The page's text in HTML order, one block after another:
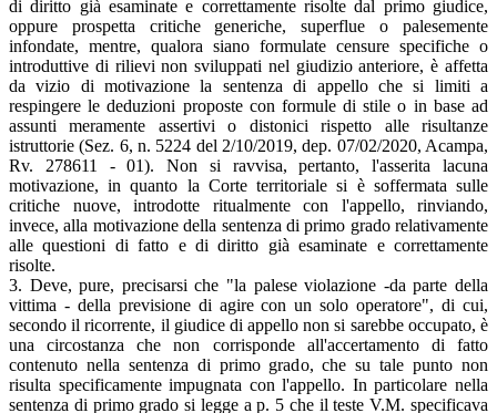
di diritto già esaminate e correttamente risolte dal primo giudice,
oppure prospetta critiche generiche, superflue o palesemente
infondate, mentre, qualora siano formulate censure specifiche o
introduttive di rilievi non sviluppati nel giudizio anteriore, è affetta
da vizio di motivazione la sentenza di appello che si limiti a
respingere le deduzioni proposte con formule di stile o in base ad
assunti meramente assertivi o distonici rispetto alle risultanze
istruttorie (Sez. 6, n. 5224 del 2/10/2019, dep. 07/02/2020, Acampa,
Rv. 278611 - 01). Non si ravvisa, pertanto, l'asserita lacuna
motivazione, in quanto la Corte territoriale si è soffermata sulle
critiche nuove, introdotte ritualmente con l'appello, rinviando,
invece, alla motivazione della sentenza di primo grado relativamente
alle questioni di fatto e di diritto già esaminate e correttamente
risolte.
3. Deve, pure, precisarsi che "la palese violazione -da parte della
vittima - della previsione di agire con un solo operatore", di cui,
secondo il ricorrente, il giudice di appello non si sarebbe occupato, è
una circostanza che non corrisponde all'accertamento di fatto
contenuto nella sentenza di primo grado, che su tale punto non
risulta specificamente impugnata con l'appello. In particolare nella
sentenza di primo grado si legge a p. 5 che il teste V.M. specificava